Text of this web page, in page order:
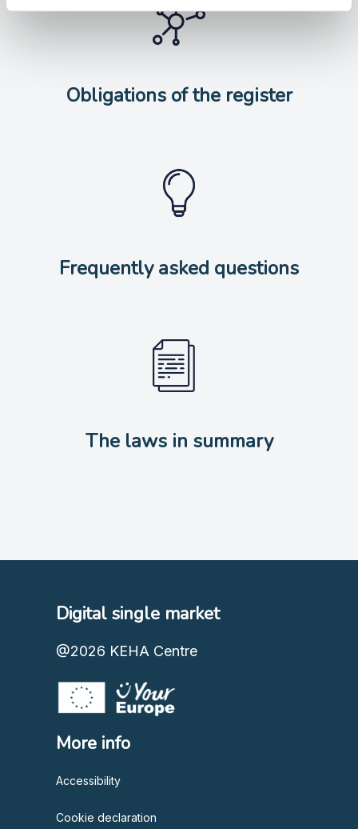
Obligations of the register
Frequently asked questions
The laws in summary
Digital single market
@2026 KEHA Centre
More info
Accessibility
Cookie declaration